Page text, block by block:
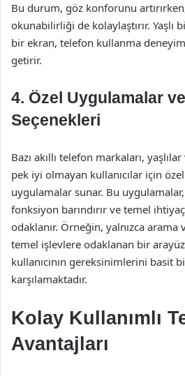
Bu durum, göz konforunu
okunabilirliği de kolaylaştırır. Yaşlı
bir ekran, telefon kullanma
getirir.
4. Özel Uygulamalar
Seçenekleri
Bazı akıllı telefon markaları,
pek iyi olmayan kullanıcılar için
uygulamalar sunar. Bu
fonksiyon barındırır ve temel
odaklanır. Örneğin, yalnızca arama
temel işlevlere odaklanan bir
kullanıcının gereksinimlerini basit
karşılamaktadır.
Kolay Kullanımlı
Avantajları